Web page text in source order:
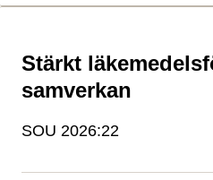
Stärkt
samverkan
Typ av sida
SOU 2026:22